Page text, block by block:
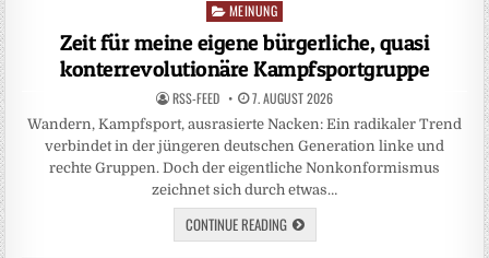
Posted
in
MEINUNG
Zeit für meine eigene bürgerliche, quasi
konterrevolutionäre Kampfsportgruppe
RSS-FEED 7. AUGUST 2026
Wandern, Kampfsport, ausrasierte Nacken: Ein radikaler Trend
verbindet in der jüngeren deutschen Generation linke und
rechte Gruppen. Doch der eigentliche Nonkonformismus
zeichnet sich durch etwas…
CONTINUE READING